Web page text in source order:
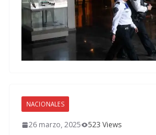
NACIONALES
26 marzo, 2025 523 Views